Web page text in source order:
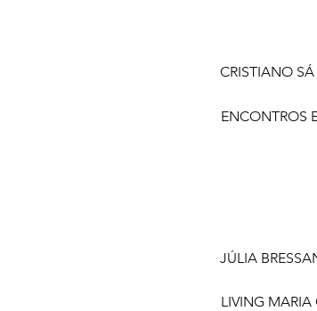
CRISTIANO
ENCONTROS
JÚLIA
LIVING